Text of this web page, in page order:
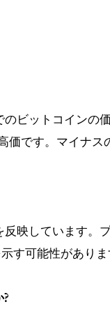
ビットコインの
価です。マイナス
映しています。
す可能性がありま